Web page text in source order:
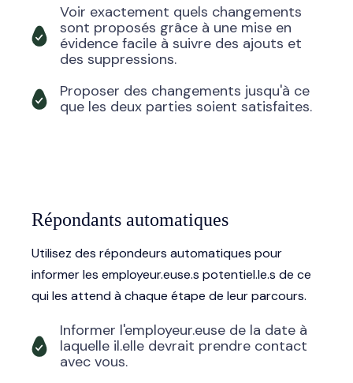
Voir exactement quels changements
sont proposés grâce à une mise en
évidence facile à suivre des ajouts et
des suppressions.
Proposer des changements jusqu'à ce
que les deux parties soient satisfaites.
Répondants automatiques
Utilisez des répondeurs automatiques pour
informer les employeur.euse.s potentiel.le.s de ce
qui les attend à chaque étape de leur parcours.
Informer l'employeur.euse de la date à
laquelle il.elle devrait prendre contact
avec vous.